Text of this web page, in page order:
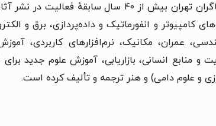
دیباگران تهران، یک فرصت جدید شغلی و علمی» شروع به فعالیت کرده است. مؤسسه فرهنگی هنری دیباگران تهران بیش از ۴۰ سال
و مؤلفان و مترجمان حرفه‌ای و مشهور بیش از ۱۰۰۰ کتاب در حوزه‌های کامپیوتر و انفورماتیک و داده‌پردازی،
عمران، مکانیک، نرم‌افزارهای کاربردی،
انسانی، بازاریابی، آموزش علوم جدید برای
و علوم دامی) و هنر ترجمه و تألیف کرده است.